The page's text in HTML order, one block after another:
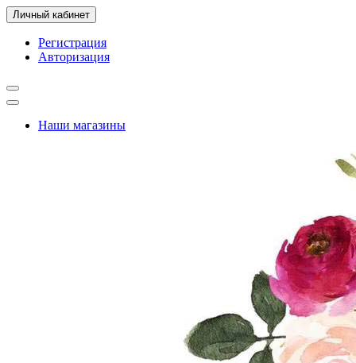
Личный кабинет
Регистрация
Авторизация
Наши магазины